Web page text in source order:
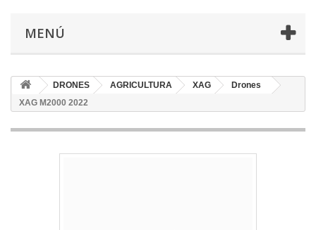
MENÚ
DRONES AGRICULTURA XAG
Drones
XAG M2000 2022